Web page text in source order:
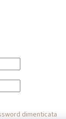
dimenticata